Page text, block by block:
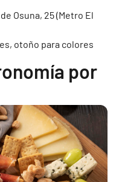
Osuna, 25 (Metro El
otoño para colores
por